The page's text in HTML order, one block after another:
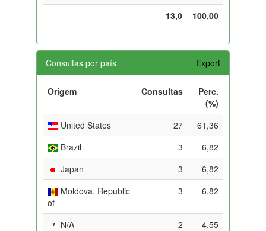
13,0
100,00
Consultas por país Export
Origem Consultas
Perc.
(%)
United States
27
61,36
Brazil
3
6,82
Japan
3
6,82
Moldova, Republic
of
3 6,82
N/A 2
4,55